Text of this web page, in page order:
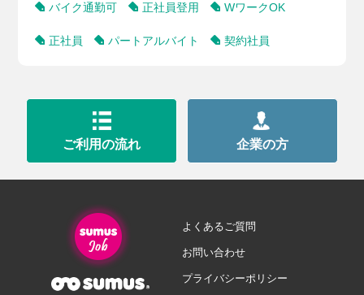
バイク通勤可 正社員登用 WワークOK
正社員 パートアルバイト 契約社員
ご利用の流れ 企業の方
よくあるご質問
お問い合わせ
プライバシーポリシー